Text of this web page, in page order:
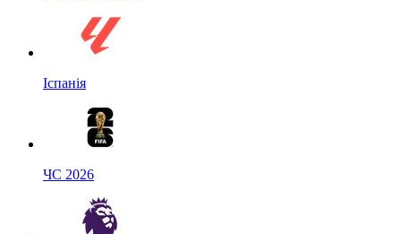
Іспанія
ЧС 2026